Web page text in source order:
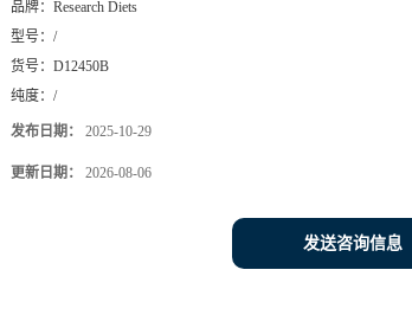
品牌： Research Diets
型号： /
货号： D12450B
纯度： /
发布日期： 2025-10-29
更新日期： 2026-08-06
发送咨询信息